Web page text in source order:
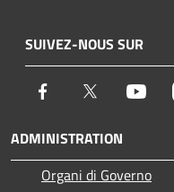
SUIVEZ-NOUS SUR
Facebook Twitter
ADMINISTRATION
Organi di Governo